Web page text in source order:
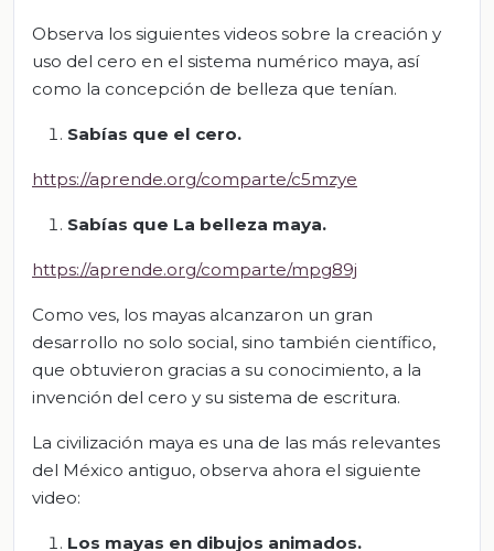
Observa los siguientes videos sobre la creación y
uso del cero en el sistema numérico maya, así
como la concepción de belleza que tenían.
Sabías que el cero.
https://aprende.org/comparte/c5mzye
Sabías que La belleza maya.
https://aprende.org/comparte/mpg89j
Como ves, los mayas alcanzaron un gran
desarrollo no solo social, sino también científico,
que obtuvieron gracias a su conocimiento, a la
invención del cero y su sistema de escritura.
La civilización maya es una de las más relevantes
del México antiguo, observa ahora el siguiente
video:
Los mayas en dibujos animados.